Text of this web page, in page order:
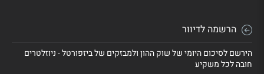
הרשמה לדיוור
הירשם לסיכום היומי של שוק ההון ולמבזקים של ביזפורטל - ניוזלטרים
חובה לכל משקיע